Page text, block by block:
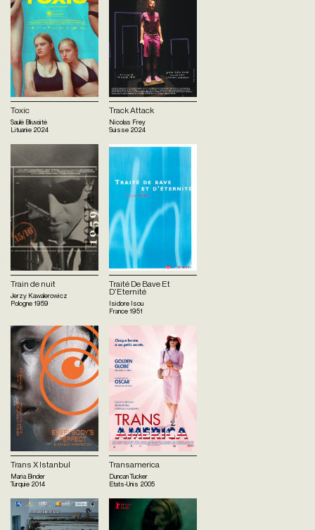
Toxic
Saulė Bliuvaitė
Lituanie 2024
Track Attack
Nicolas Frey
Suisse 2024
Train de nuit
Jerzy Kawalerowicz
Pologne1959
Traité De Bave Et
D'Eternité
Isidore Isou
France1951
Trans X Istanbul
Maria Binder
Turquie 2014
Transamerica
Duncan Tucker
Etats-Unis 2005